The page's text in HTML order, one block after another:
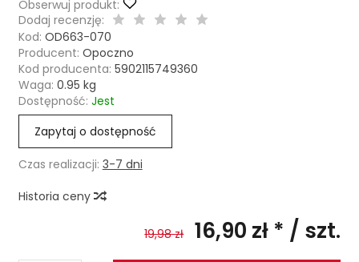
Obserwuj produkt:
Dodaj recenzję:
Kod: OD663-070
Producent: Opoczno
Kod producenta: 5902115749360
Waga: 0.95 kg
Dostępność: Jest
Zapytaj o dostępność
Czas realizacji: 3-7 dni
Historia ceny
19,98 zł 16,90 zł * / szt.